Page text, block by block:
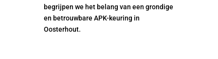
begrijpen we het belang van een grondige
en betrouwbare APK-keuring in
Oosterhout.